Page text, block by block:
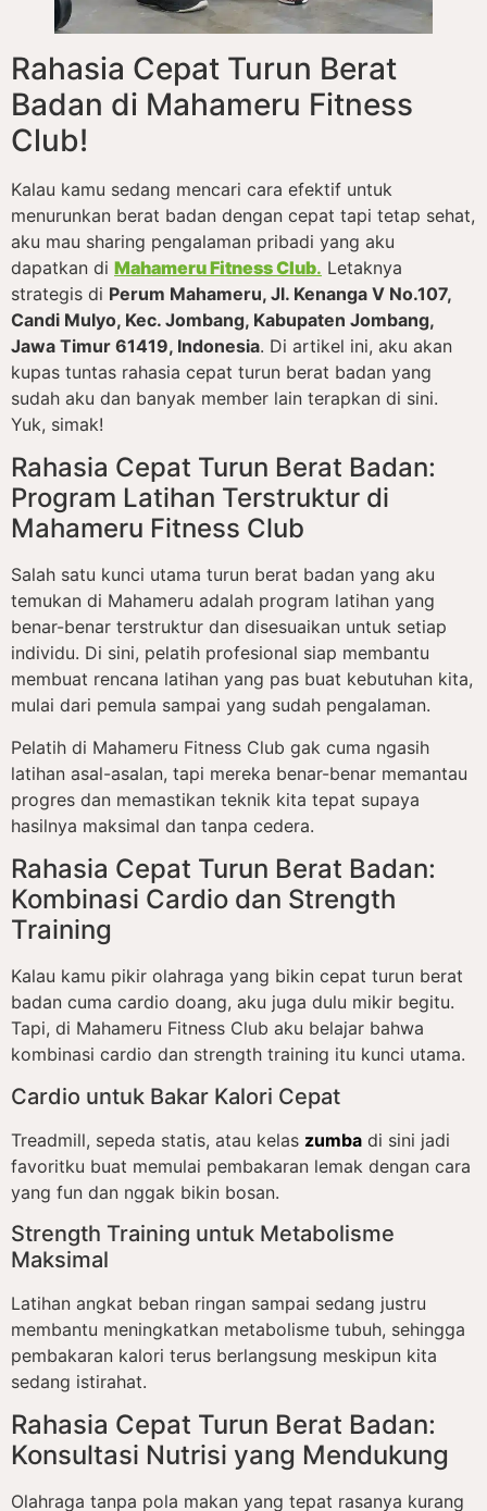
Rahasia Cepat Turun Berat
Badan di Mahameru Fitness
Club!
Kalau kamu sedang mencari cara efektif untuk
menurunkan berat badan dengan cepat tapi tetap sehat,
aku mau sharing pengalaman pribadi yang aku
dapatkan di Mahameru Fitness Club. Letaknya
strategis di Perum Mahameru, Jl. Kenanga V No.107,
Candi Mulyo, Kec. Jombang, Kabupaten Jombang,
Jawa Timur 61419, Indonesia. Di artikel ini, aku akan
kupas tuntas rahasia cepat turun berat badan yang
sudah aku dan banyak member lain terapkan di sini.
Yuk, simak!
Rahasia Cepat Turun Berat Badan:
Program Latihan Terstruktur di
Mahameru Fitness Club
Salah satu kunci utama turun berat badan yang aku
temukan di Mahameru adalah program latihan yang
benar-benar terstruktur dan disesuaikan untuk setiap
individu. Di sini, pelatih profesional siap membantu
membuat rencana latihan yang pas buat kebutuhan kita,
mulai dari pemula sampai yang sudah pengalaman.
Pelatih di Mahameru Fitness Club gak cuma ngasih
latihan asal-asalan, tapi mereka benar-benar memantau
progres dan memastikan teknik kita tepat supaya
hasilnya maksimal dan tanpa cedera.
Rahasia Cepat Turun Berat Badan:
Kombinasi Cardio dan Strength
Training
Kalau kamu pikir olahraga yang bikin cepat turun berat
badan cuma cardio doang, aku juga dulu mikir begitu.
Tapi, di Mahameru Fitness Club aku belajar bahwa
kombinasi cardio dan strength training itu kunci utama.
Cardio untuk Bakar Kalori Cepat
Treadmill, sepeda statis, atau kelas zumba di sini jadi
favoritku buat memulai pembakaran lemak dengan cara
yang fun dan nggak bikin bosan.
Strength Training untuk Metabolisme
Maksimal
Latihan angkat beban ringan sampai sedang justru
membantu meningkatkan metabolisme tubuh, sehingga
pembakaran kalori terus berlangsung meskipun kita
sedang istirahat.
Rahasia Cepat Turun Berat Badan:
Konsultasi Nutrisi yang Mendukung
Olahraga tanpa pola makan yang tepat rasanya kurang